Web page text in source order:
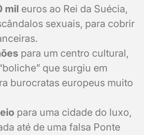
mil euros ao Rei da Suécia,
sexuais, para cobrir
para um centro cultural,
que surgiu em
burocratas europeus muito
para uma cidade do luxo,
até de uma falsa Ponte